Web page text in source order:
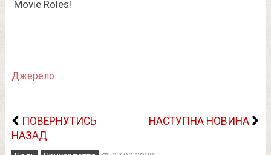
Джерело.
ПОВЕРНУТИСЬ
НАЗАД
НАСТУПНА НОВИНА